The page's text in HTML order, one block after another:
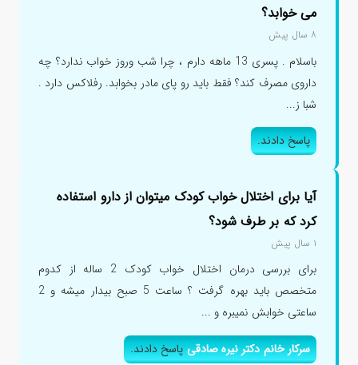
می خوابد؟
۸ سال پیش
باسلام . پسری 13 ماهه دارم ، چرا شب وروز خواب ندارد؟ چه
داروی مصرف کند؟ فقط باید رو پای مادر بخوابد. رفلاکس دارد .
شبا ز...
پاسخ دادند.
آیا برای اختلال خواب کودک میتوان از دارو استفاده
کرد که بر طرف شود؟
۱ سال پیش
برای بررسی درمان اختلال خواب کودک 2 ساله از کدوم
متخصص باید بهره گرفت ؟ ساعت 5 صبح بیدار میشه و 2
ساعتی خوابش نمیبره و ...
سرکار خانم دکتر نیره صادقیپاسخ دادند.